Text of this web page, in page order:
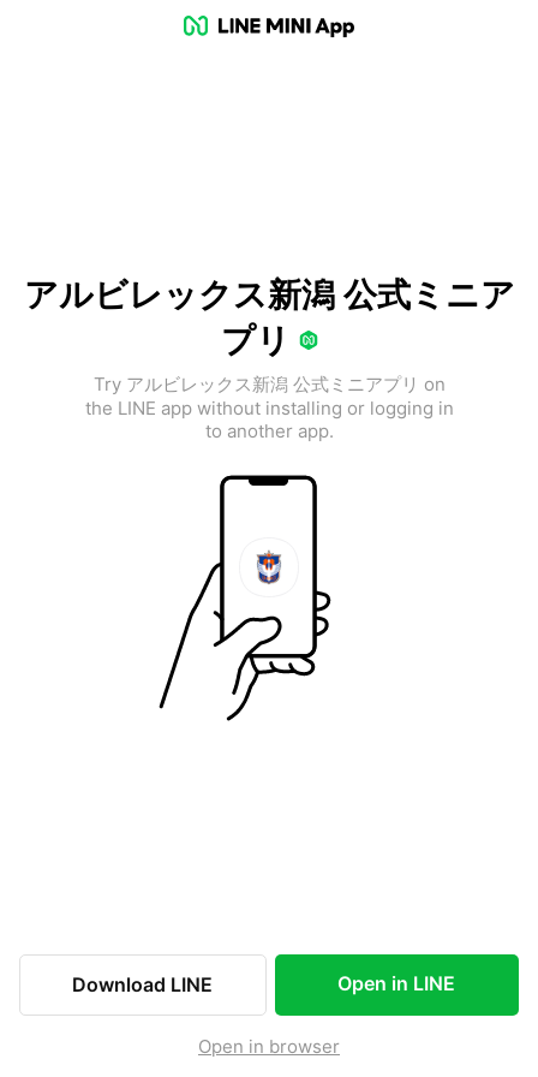
アルビレックス新潟 公式ミニア
プリ
Try アルビレックス新潟 公式ミニアプリ on
the LINE app without installing or logging in
to another app.
Download LINE Open in LINE
Open in browser